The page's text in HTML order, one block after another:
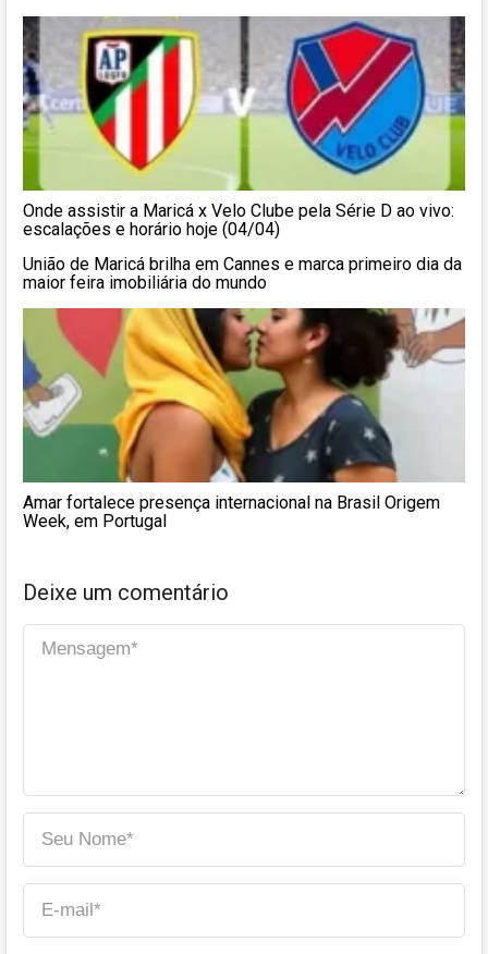
Onde assistir a Maricá x Velo Clube pela Série D ao vivo:
escalações e horário hoje (04/04)
União de Maricá brilha em Cannes e marca primeiro dia da
maior feira imobiliária do mundo
Amar fortalece presença internacional na Brasil Origem
Week, em Portugal
Deixe um comentário